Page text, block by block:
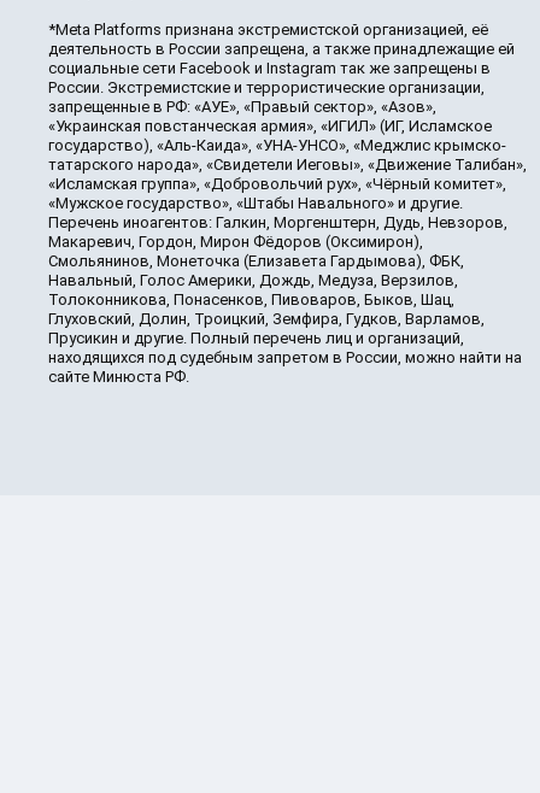
*Meta Platforms признана экстремистской организацией, её
деятельность в России запрещена, а также принадлежащие ей
социальные сети Facebook и Instagram так же запрещены в
России. Экстремистские и террористические организации,
запрещенные в РФ: «АУЕ», «Правый сектор», «Азов»,
«Украинская повстанческая армия», «ИГИЛ» (ИГ, Исламское
государство), «Аль-Каида», «УНА-УНСО», «Меджлис крымско-
татарского народа», «Свидетели Иеговы», «Движение Талибан»,
«Исламская группа», «Добровольчий рух», «Чёрный комитет»,
«Мужское государство», «Штабы Навального» и другие.
Перечень иноагентов: Галкин, Моргенштерн, Дудь, Невзоров,
Макаревич, Гордон, Мирон Фёдоров (Оксимирон),
Смольянинов, Монеточка (Елизавета Гардымова), ФБК,
Навальный, Голос Америки, Дождь, Медуза, Верзилов,
Толоконникова, Понасенков, Пивоваров, Быков, Шац,
Глуховский, Долин, Троицкий, Земфира, Гудков, Варламов,
Прусикин и другие. Полный перечень лиц и организаций,
находящихся под судебным запретом в России, можно найти на
сайте Минюста РФ.